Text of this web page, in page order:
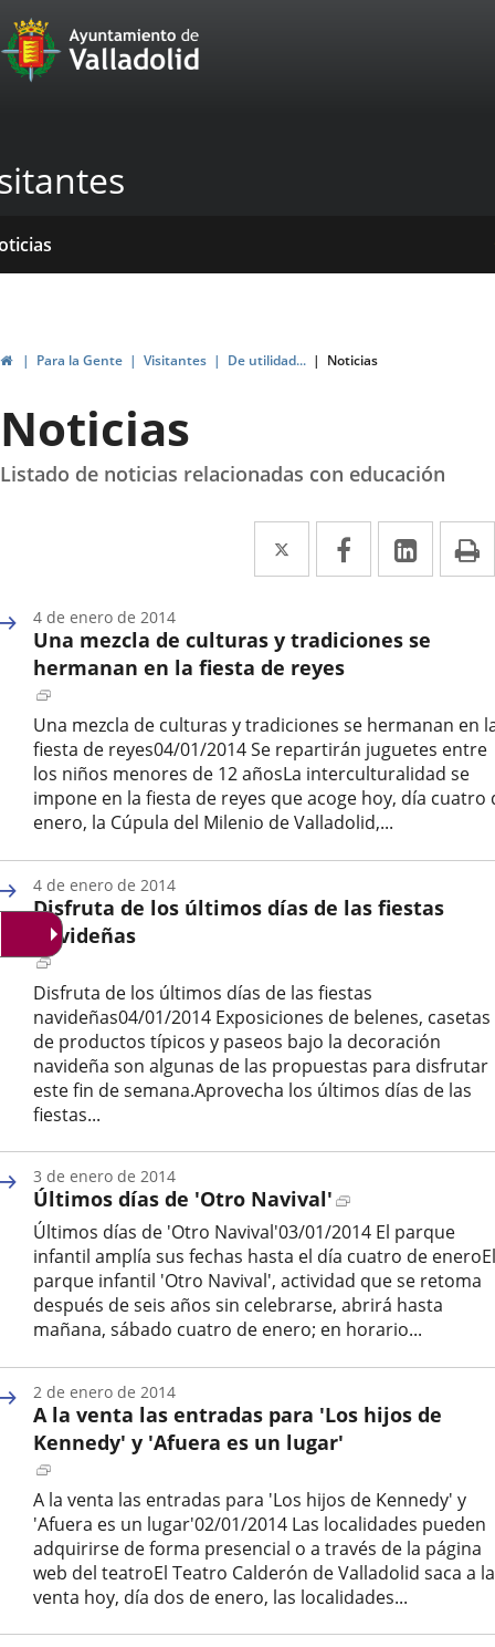
Portal
Web
Ayuntamiento
de
Valladolid
InicioPara la Gente Visitantes De utilidad... Noticias
Noticias
Listado de noticias relacionadas con educación
Twitter
Enlace
a
aplicación
externa.
Facebook
Enlace
a
aplicación
Enlace
a
Una mezcla de culturas y tradiciones se
hermanan en la fiesta de reyes
Enlace
a
una
aplicación
externa.
Una mezcla de culturas y tradiciones se hermanan en
fiesta de reyes04/01/2014 Se repartirán juguetes entre
los niños menores de 12 añosLa interculturalidad se
impone en la fiesta de reyes que acoge hoy, día cuatro
enero, la Cúpula del Milenio de Valladolid,...
la
noticia
4 de enero de 2014
Disfruta de los últimos días de las fiestas
navideñas
Enlace
a
una
aplicación
externa.
Disfruta de los últimos días de las fiestas
navideñas04/01/2014 Exposiciones de belenes, casetas
de productos típicos y paseos bajo la decoración
navideña son algunas de las propuestas para disfrutar
este fin de semana.Aprovecha los últimos días de las
fiestas...
la
noticia
4 de enero de 2014
Últimos días de 'Otro Navival'
Enlace
a
una
aplicación
externa.
Últimos días de 'Otro Navival'03/01/2014 El parque
infantil amplía sus fechas hasta el día cuatro de eneroEl
parque infantil 'Otro Navival', actividad que se retoma
después de seis años sin celebrarse, abrirá hasta
mañana, sábado cuatro de enero; en horario...
la
noticia
3 de enero de 2014
A la venta las entradas para 'Los hijos de
Kennedy' y 'Afuera es un lugar'
Enlace
a
una
aplicación
externa.
A la venta las entradas para 'Los hijos de Kennedy' y
'Afuera es un lugar'02/01/2014 Las localidades pueden
adquirirse de forma presencial o a través de la página
web del teatroEl Teatro Calderón de Valladolid saca a la
venta hoy, día dos de enero, las localidades...
2 de enero de 2014